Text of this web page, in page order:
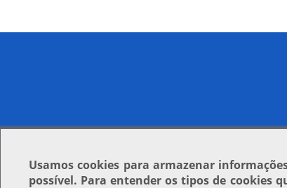
Usamoscookies para armazenar
possível. Para entender os tipos de cookies